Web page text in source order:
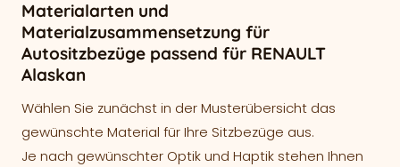
Materialarten und
Materialzusammensetzung für
Autositzbezüge passend für RENAULT
Alaskan
Wählen Sie zunächst in der Musterübersicht das
gewünschte Material für Ihre Sitzbezüge aus.
Je nach gewünschter Optik und Haptik stehen Ihnen